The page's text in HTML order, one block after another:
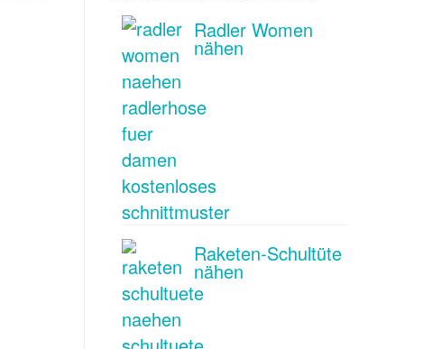
Radler Women
nähen
Raketen-Schultüte
nähen